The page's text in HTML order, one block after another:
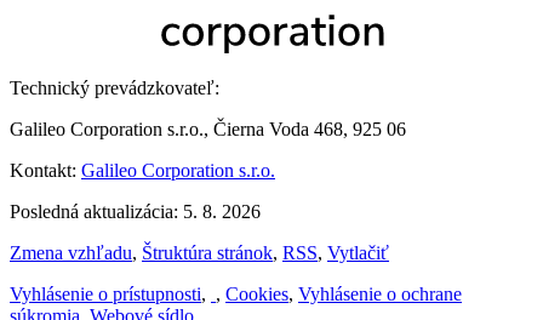
Technický prevádzkovateľ:
Galileo Corporation s.r.o., Čierna Voda 468, 925 06
Kontakt: Galileo Corporation s.r.o.
Posledná aktualizácia: 5. 8. 2026
Zmena vzhľadu, Štruktúra stránok, RSS, Vytlačiť
Vyhlásenie o prístupnosti, , Cookies, Vyhlásenie o ochrane
súkromia Webové sídlo